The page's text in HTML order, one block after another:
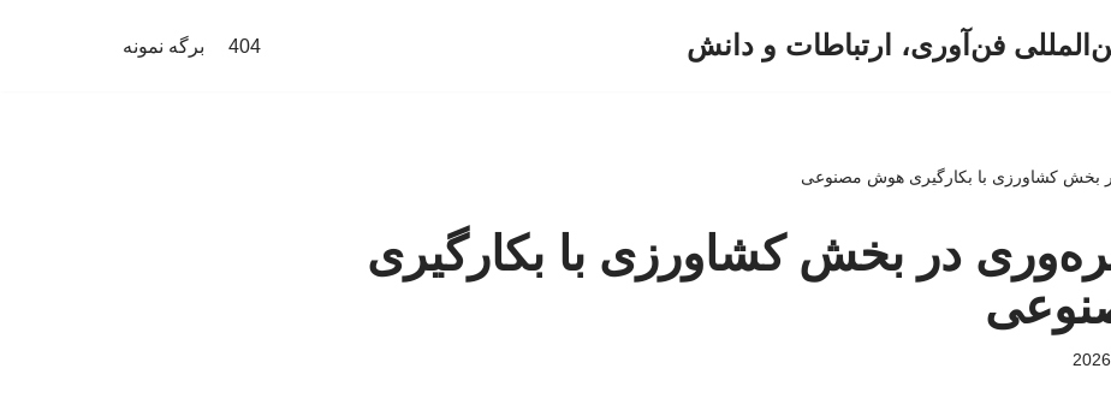
فن‌آوری، ارتباطات و دانش 404 برگه نمونه
بخش کشاورزی با بکارگیری هوش مصنوعی
در بخش کشاورزی با بکارگیری